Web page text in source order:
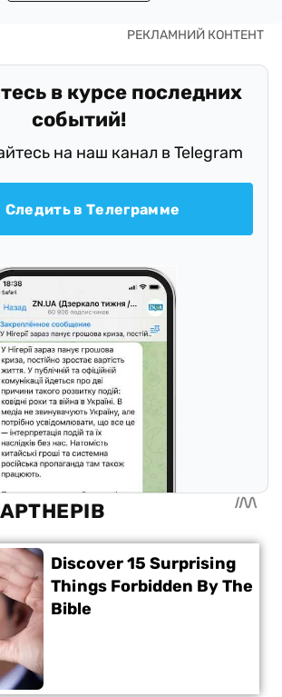
в курсе последних
событий!
на наш канал в Telegram
Следить в Телеграмме